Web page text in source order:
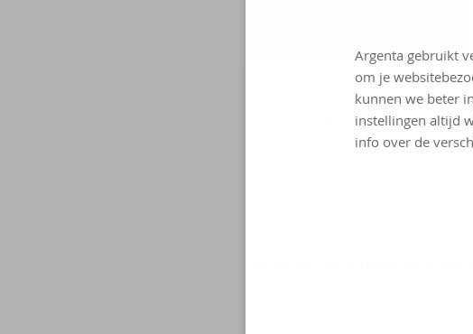
Argenta gebruikt
om je
kunnen we beter
instellingen altijd
info over de
Vanwaar je enthousiasme om
mooie kans om getalenteerde
waarin samenwerking en
Waarom voelt deze boodschap
‘In mijn rol als fondsbeheerder is
uit de gezamenlijke kennis en